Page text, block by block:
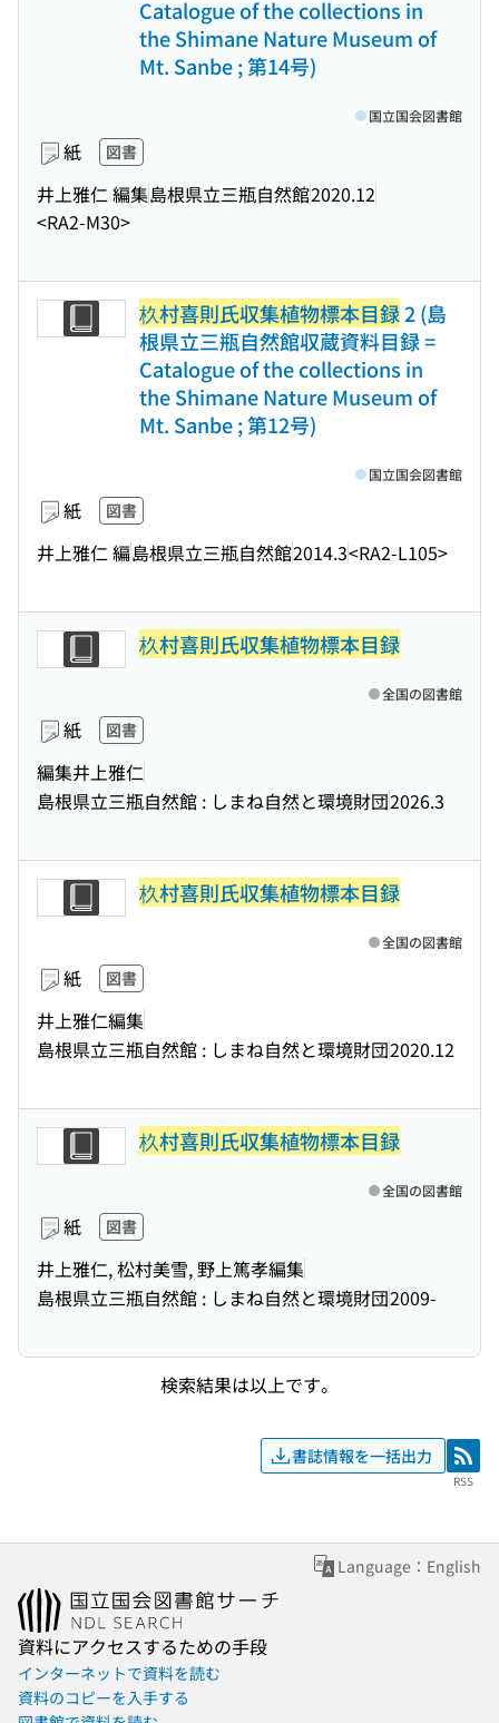
Catalogue of the collections in
the Shimane Nature Museum of
Mt. Sanbe ; 第14号)
紙 図書
井上雅仁 編集島根県立三瓶自然館2020.12
<RA2-M30>
国立国会図書館
杦村喜則氏収集植物標本目録2 (島
根県立三瓶自然館収蔵資料目録 =
Catalogue of the collections in
the Shimane Nature Museum of
Mt. Sanbe ; 第12号)
紙 図書
井上雅仁 編島根県立三瓶自然館2014.3<RA2-L105>
国立国会図書館
杦村喜則氏収集植物標本目録
紙 図書
編集井上雅仁
島根県立三瓶自然館 : しまね自然と環境財団2026.3
全国の図書館
杦村喜則氏収集植物標本目録
紙 図書
井上雅仁編集
島根県立三瓶自然館 : しまね自然と環境財団2020.12
全国の図書館
杦村喜則氏収集植物標本目録
紙 図書
井上雅仁, 松村美雪, 野上篤孝編集
島根県立三瓶自然館 : しまね自然と環境財団2009-
全国の図書館
検索結果は以上です。
書誌情報を一括出力 RSS
RSS
Language：English
資料にアクセスするための手段
インターネットで資料を読む
資料のコピーを入手する